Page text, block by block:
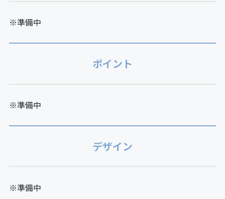
※準備中
ポイント
※準備中
デザイン
※準備中